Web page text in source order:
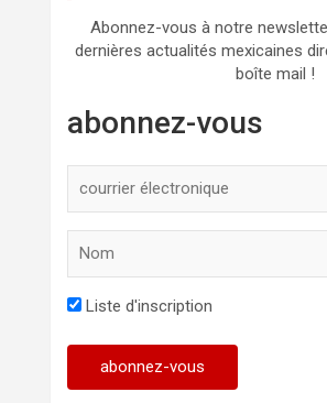
Abonnez-vous à notre
dernières actualités mexicaines
boîte mail !
abonnez-vous
Liste d'inscription